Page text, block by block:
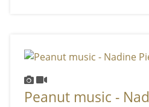
Peanut music -